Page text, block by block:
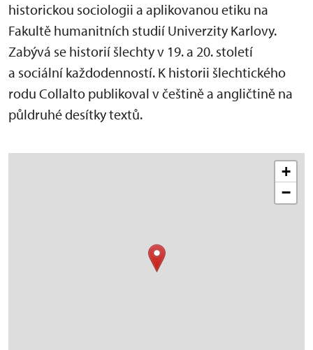
historickou sociologii a aplikovanou etiku na
Fakultě humanitních studií Univerzity Karlovy.
Zabývá se historií šlechty v 19. a 20. století
a sociální každodenností. K historii šlechtického
rodu Collalto publikoval v češtině a angličtině na
půldruhé desítky textů.
+
−